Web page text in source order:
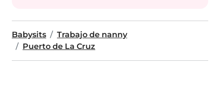
Babysits
Trabajo de nanny
Puerto de La Cruz